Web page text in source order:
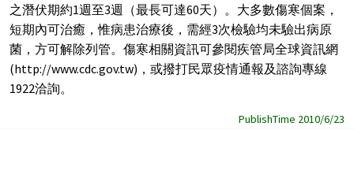
之潛伏期約1週至3週（最長可達60天）。大多數傷寒個案，
短期內可治癒，惟病患治療後，需經3次檢驗均未驗出病原
菌，方可解除列管。傷寒相關資訊可參閱疾管局全球資訊網
(http://www.cdc.gov.tw)，或撥打民眾疫情通報及諮詢專線
1922洽詢。
PublishTime 2010/6/23